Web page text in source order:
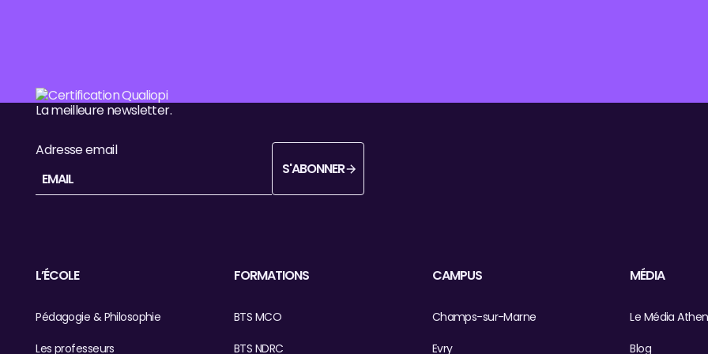
Pied de page
La meilleure newsletter.
Adresse email
S'abonner
S'ABONNER
L’ÉCOLE
Pédagogie & Philosophie
Les professeurs
FORMATIONS
BTS MCO
BTS NDRC
CAMPUS
Champs-sur-Marne
Evry
MÉDIA
Le Média
Blog